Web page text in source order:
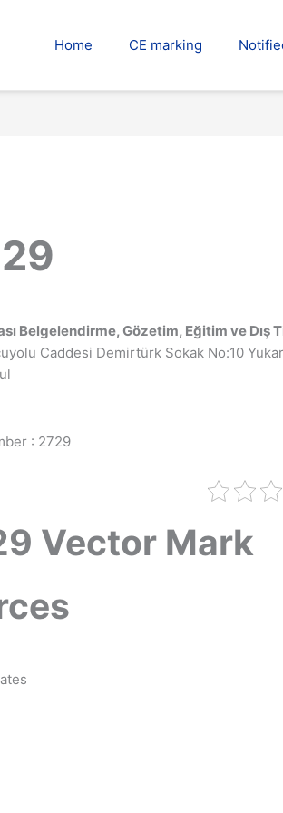
Home CE marking
Belgelendirme, Gözetim, Eğitim ve
Caddesi Demirtürk Sokak No:10
: 2729
Vector Mark